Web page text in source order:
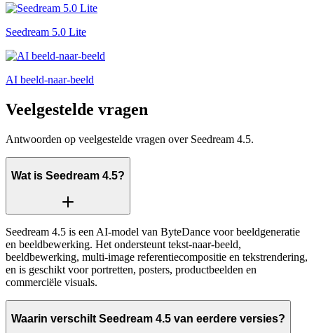
Seedream 5.0 Lite
AI beeld-naar-beeld
Veelgestelde vragen
Antwoorden op veelgestelde vragen over Seedream 4.5.
Wat is Seedream 4.5?
Seedream 4.5 is een AI-model van ByteDance voor beeldgeneratie
en beeldbewerking. Het ondersteunt tekst-naar-beeld,
beeldbewerking, multi-image referentiecompositie en tekstrendering,
en is geschikt voor portretten, posters, productbeelden en
commerciële visuals.
Waarin verschilt Seedream 4.5 van eerdere versies?